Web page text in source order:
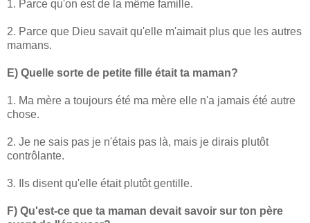
1. Parce qu'on est de la même famille.
2. Parce que Dieu savait qu'elle m'aimait plus que les autres
mamans.
E) Quelle sorte de petite fille était ta maman?
1. Ma mère a toujours été ma mère elle n'a jamais été autre
chose.
2. Je ne sais pas je n'étais pas là, mais je dirais plutôt
contrôlante.
3. Ils disent qu'elle était plutôt gentille.
F) Qu'est-ce que ta maman devait savoir sur ton père